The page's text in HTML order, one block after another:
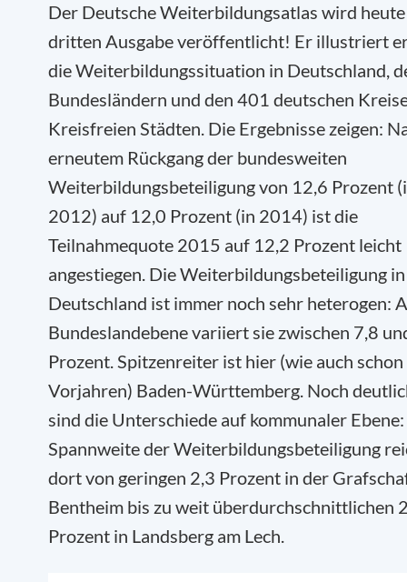
Der Deutsche Weiterbildungsatlas wird
dritten Ausgabe veröffentlicht! Er illustriert
die Weiterbildungssituation in Deutschland,
Bundesländern und den 401 deutschen
Kreisfreien Städten. Die Ergebnisse zeigen:
erneutem Rückgang der bundesweiten
Weiterbildungsbeteiligung von 12,6 Prozent
2012) auf 12,0 Prozent (in 2014) ist die
Teilnahmequote 2015 auf 12,2 Prozent leicht
angestiegen. Die Weiterbildungsbeteiligung in
Deutschland ist immer noch sehr heterogen:
Bundeslandebene variiert sie zwischen 7,8
Prozent. Spitzenreiter ist hier (wie auch
Vorjahren) Baden-Württemberg. Noch
sind die Unterschiede auf kommunaler
Spannweite der Weiterbildungsbeteiligung
dort von geringen 2,3 Prozent in der
Bentheim bis zu weit überdurchschnittlichen
Prozent in Landsberg am Lech.